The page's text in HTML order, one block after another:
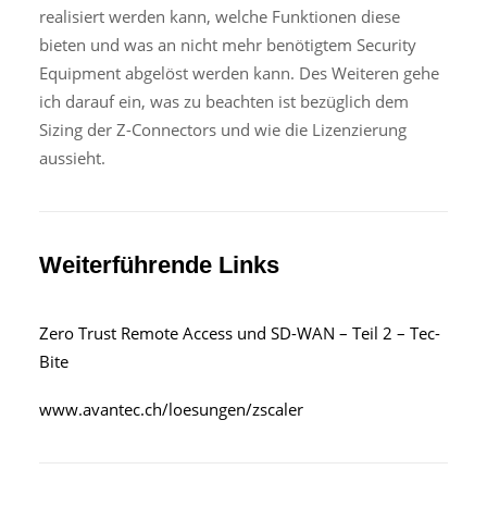
realisiert werden kann, welche Funktionen diese
bieten und was an nicht mehr benötigtem Security
Equipment abgelöst werden kann. Des Weiteren gehe
ich darauf ein, was zu beachten ist bezüglich dem
Sizing der Z-Connectors und wie die Lizenzierung
aussieht.
Weiterführende Links
Zero Trust Remote Access und SD-WAN – Teil 2 – Tec-
Bite
www.avantec.ch/loesungen/zscaler